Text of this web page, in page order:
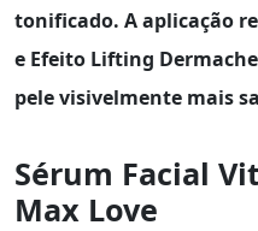
tonificado. A aplicação
e Efeito Lifting
pele visivelmente mais
Sérum Facial
Max Love